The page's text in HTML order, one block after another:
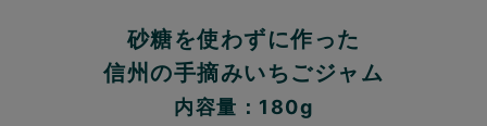
砂糖を使わずに作った
信州の手摘みいちごジャム
内容量：180g